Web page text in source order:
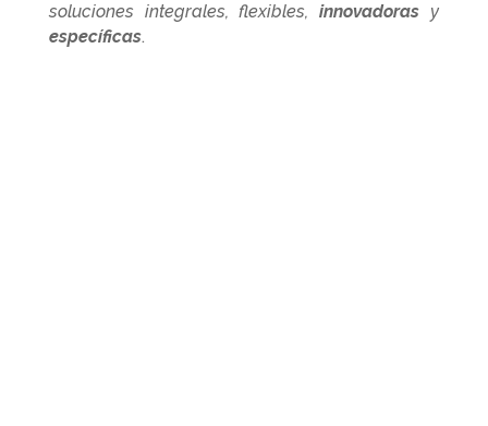
soluciones integrales, flexibles,innovadoras y
específicas.